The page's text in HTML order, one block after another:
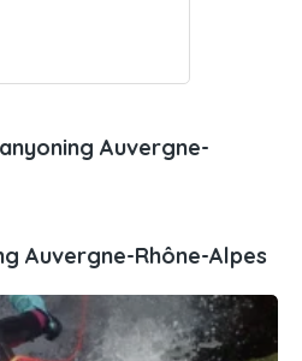
Auvergne-
Auvergne-Rhône-Alpes